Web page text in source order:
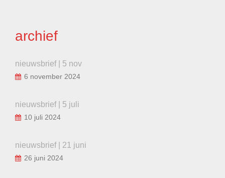
archief
nieuwsbrief | 5 nov
6 november 2024
nieuwsbrief | 5 juli
10 juli 2024
nieuwsbrief | 21 juni
26 juni 2024